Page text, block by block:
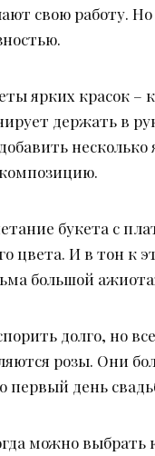
свою работу.
ярких красок
держать в
букета с
цвета. И в тон
большой
долго, но
розы. Они
день
можно выбрать